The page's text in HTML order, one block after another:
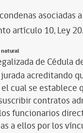
asociadas
artículo 10, Ley
natural
de Cédula
acreditando
el cual se
contratos
funcionarios
a ellos por los